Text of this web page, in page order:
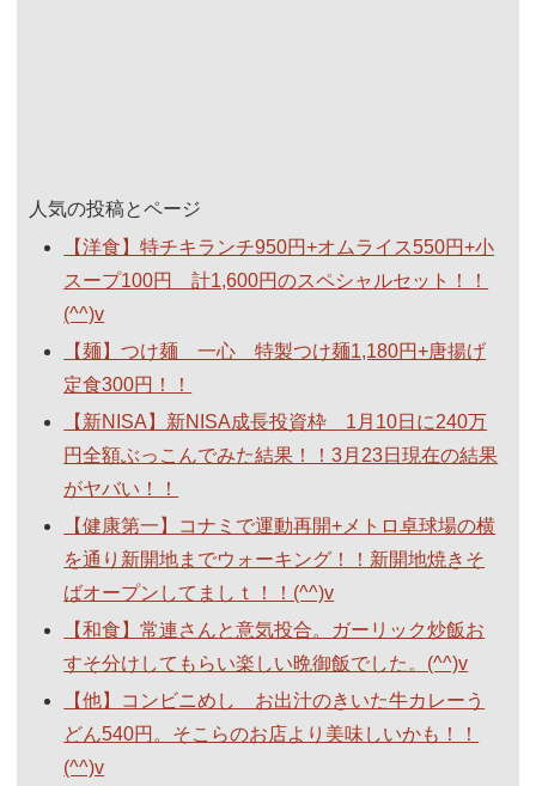
人気の投稿とページ
【洋食】特チキランチ950円+オムライス550円+小
スープ100円 計1,600円のスペシャルセット！！
(^^)v
【麺】つけ麺 一心 特製つけ麺1,180円+唐揚げ
定食300円！！
【新NISA】新NISA成長投資枠 1月10日に240万
円全額ぶっこんでみた結果！！3月23日現在の結果
がヤバい！！
【健康第一】コナミで運動再開+メトロ卓球場の横
を通り新開地までウォーキング！！新開地焼きそ
ばオープンしてましｔ！！(^^)v
【和食】常連さんと意気投合。ガーリック炒飯お
すそ分けしてもらい楽しい晩御飯でした。(^^)v
【他】コンビニめし お出汁のきいた牛カレーう
どん540円。そこらのお店より美味しいかも！！
(^^)v